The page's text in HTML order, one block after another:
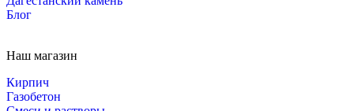
Блог
Наш магазин
Кирпич
Газобетон